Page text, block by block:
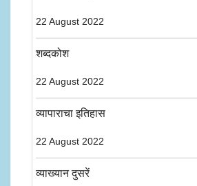
22 August 2022
शब्दकोश
22 August 2022
व्यापाराचा इतिहास
22 August 2022
व्याख्यान दुसरें